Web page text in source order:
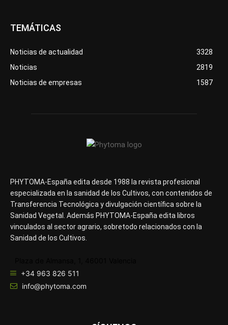
TEMÁTICAS
Noticias de actualidad
3328
Noticias
2819
Noticias de empresas
1587
PHYTOMA-España edita desde 1988 la revista profesional
especializada en la sanidad de los Cultivos, con contenidos de
Transferencia Tecnológica y divulgación científica sobre la
Sanidad Vegetal. Además PHYTOMA-España edita libros
vinculados al sector agrario, sobretodo relacionados con la
Sanidad de los Cultivos.
+34 963 826 511
info@phytoma.com